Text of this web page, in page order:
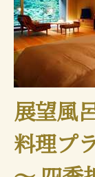
展望風
料理プ